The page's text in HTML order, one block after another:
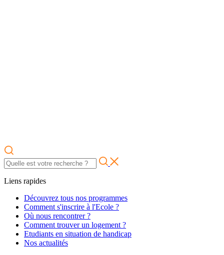
Liens rapides
Découvrez tous nos programmes
Comment s'inscrire à l'Ecole ?
Où nous rencontrer ?
Comment trouver un logement ?
Etudiants en situation de handicap
Nos actualités